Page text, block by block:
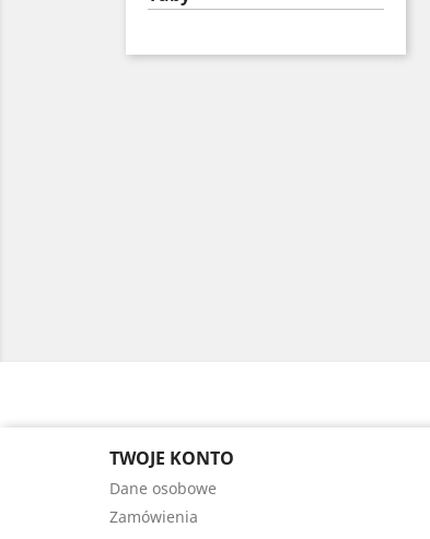
TWOJE KONTO
Dane osobowe
Zamówienia